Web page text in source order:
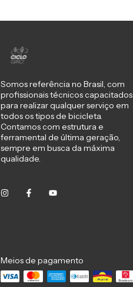
Somos referência no Brasil, com
profissionais técnicos capacitados
para realizar qualquer serviço em
todos os tipos de bicicleta.
Contamos com estrutura e
ferramental de última geração,
sempre em busca da máxima
qualidade.
Meios de pagamento